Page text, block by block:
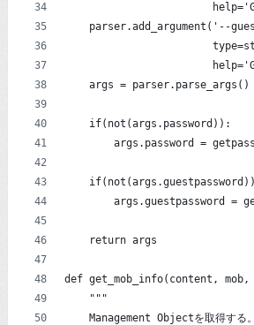
parser.add_argument('--
    args = parser.parse_args()
    if(not(args.password)):
args.password =
args.guestpassword =
    return args
def get_mob_info(content,
    """
    Management Objectを取得する。